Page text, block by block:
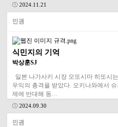
2024.11.21
인권
식민지의 기억
박상훈SJ
일본 나가사키 시장 모또시마 히또시
우익의 총격을 받았다. 오키나와에서
제에 반대해 동…
2024.09.30
인권